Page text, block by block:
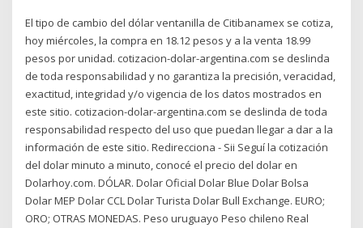
El tipo de cambio del dólar ventanilla de Citibanamex se cotiza,
hoy miércoles, la compra en 18.12 pesos y a la venta 18.99
pesos por unidad. cotizacion-dolar-argentina.com se deslinda
de toda responsabilidad y no garantiza la precisión, veracidad,
exactitud, integridad y/o vigencia de los datos mostrados en
este sitio. cotizacion-dolar-argentina.com se deslinda de toda
responsabilidad respecto del uso que puedan llegar a dar a la
información de este sitio. Redirecciona - Sii Seguí la cotización
del dolar minuto a minuto, conocé el precio del dolar en
Dolarhoy.com. DÓLAR. Dolar Oficial Dolar Blue Dolar Bolsa
Dolar MEP Dolar CCL Dolar Turista Dolar Bull Exchange. EURO;
ORO; OTRAS MONEDAS. Peso uruguayo Peso chileno Real